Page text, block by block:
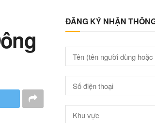
ĐĂNG KÝ NHẬN